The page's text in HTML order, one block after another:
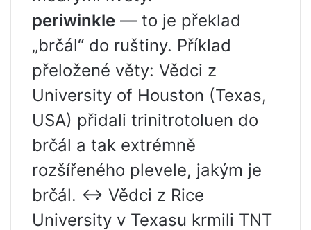
periwinkle — to je překlad
„brčál“ do ruštiny. Příklad
přeložené věty: Vědci z
University of Houston (Texas,
USA) přidali trinitrotoluen do
brčál a tak extrémně
rozšířeného plevele, jakým je
brčál. ↔ Vědci z Rice
University v Texasu krmili TNT